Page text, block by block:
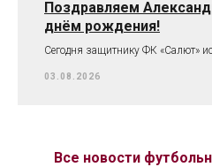
Поздравляем
днём рождения!
Сегодня защитнику ФК «Салют»
03.08.2026
Все новости